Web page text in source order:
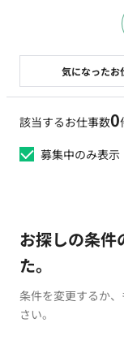
該当するお仕事数0
募集中のみ表示
お探しの条件
た。
条件を変更するか
さい。
気になったお